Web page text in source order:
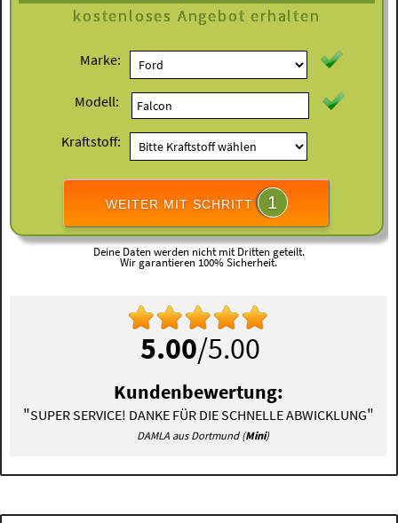
kostenloses Angebot erhalten
Marke:
Modell:
Kraftstoff:
WEITER MIT SCHRITT 1
Deine Daten werden nicht mit Dritten geteilt.
Wir garantieren 100% Sicherheit.
5.00/5.00
Kundenbewertung:
"SUPER SERVICE! DANKE FÜR DIE SCHNELLE ABWICKLUNG"
DAMLA aus Dortmund (Mini)